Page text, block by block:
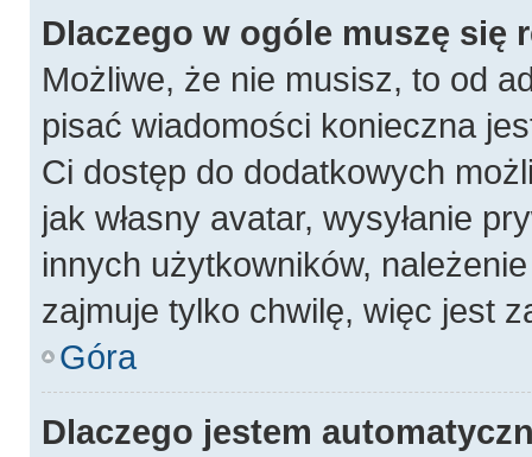
Dlaczego w ogóle muszę się
Możliwe, że nie musisz, to od
pisać wiadomości konieczna
Ci dostęp do dodatkowych
jak własny avatar, wysyłanie
innych użytkowników,
zajmuje tylko chwilę, więc jest
Góra
Dlaczego jestem